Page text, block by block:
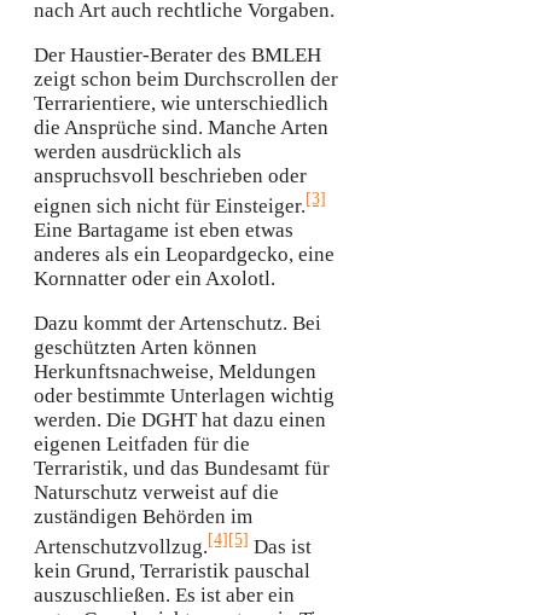
nach Art auch rechtliche Vorgaben.
Der Haustier-Berater des BMLEH
zeigt schon beim Durchscrollen der
Terrarientiere, wie unterschiedlich
die Ansprüche sind. Manche Arten
werden ausdrücklich als
anspruchsvoll beschrieben oder
eignen sich nicht für Einsteiger.[3]
Eine Bartagame ist eben etwas
anderes als ein Leopardgecko, eine
Kornnatter oder ein Axolotl.
Dazu kommt der Artenschutz. Bei
geschützten Arten können
Herkunftsnachweise, Meldungen
oder bestimmte Unterlagen wichtig
werden. Die DGHT hat dazu einen
eigenen Leitfaden für die
Terraristik, und das Bundesamt für
Naturschutz verweist auf die
zuständigen Behörden im
Artenschutzvollzug.[4][5] Das ist
kein Grund, Terraristik pauschal
auszuschließen. Es ist aber ein